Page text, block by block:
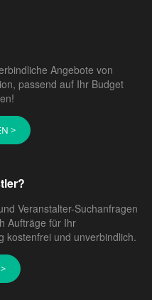
Angebote von
passend auf Ihr Budget
>
Veranstalter-Suchanfragen
Aufträge für Ihr
kostenfrei und unverbindlich.